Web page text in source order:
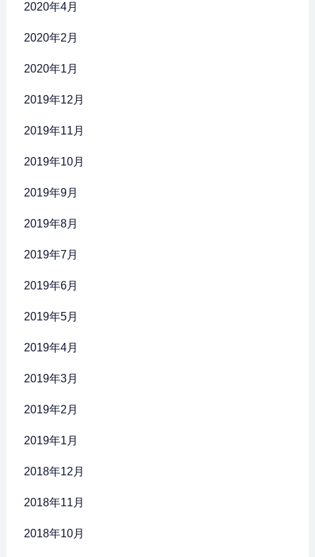
2020年4月
2020年2月
2020年1月
2019年12月
2019年11月
2019年10月
2019年9月
2019年8月
2019年7月
2019年6月
2019年5月
2019年4月
2019年3月
2019年2月
2019年1月
2018年12月
2018年11月
2018年10月